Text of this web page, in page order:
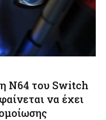
N64 του Switch
να έχει